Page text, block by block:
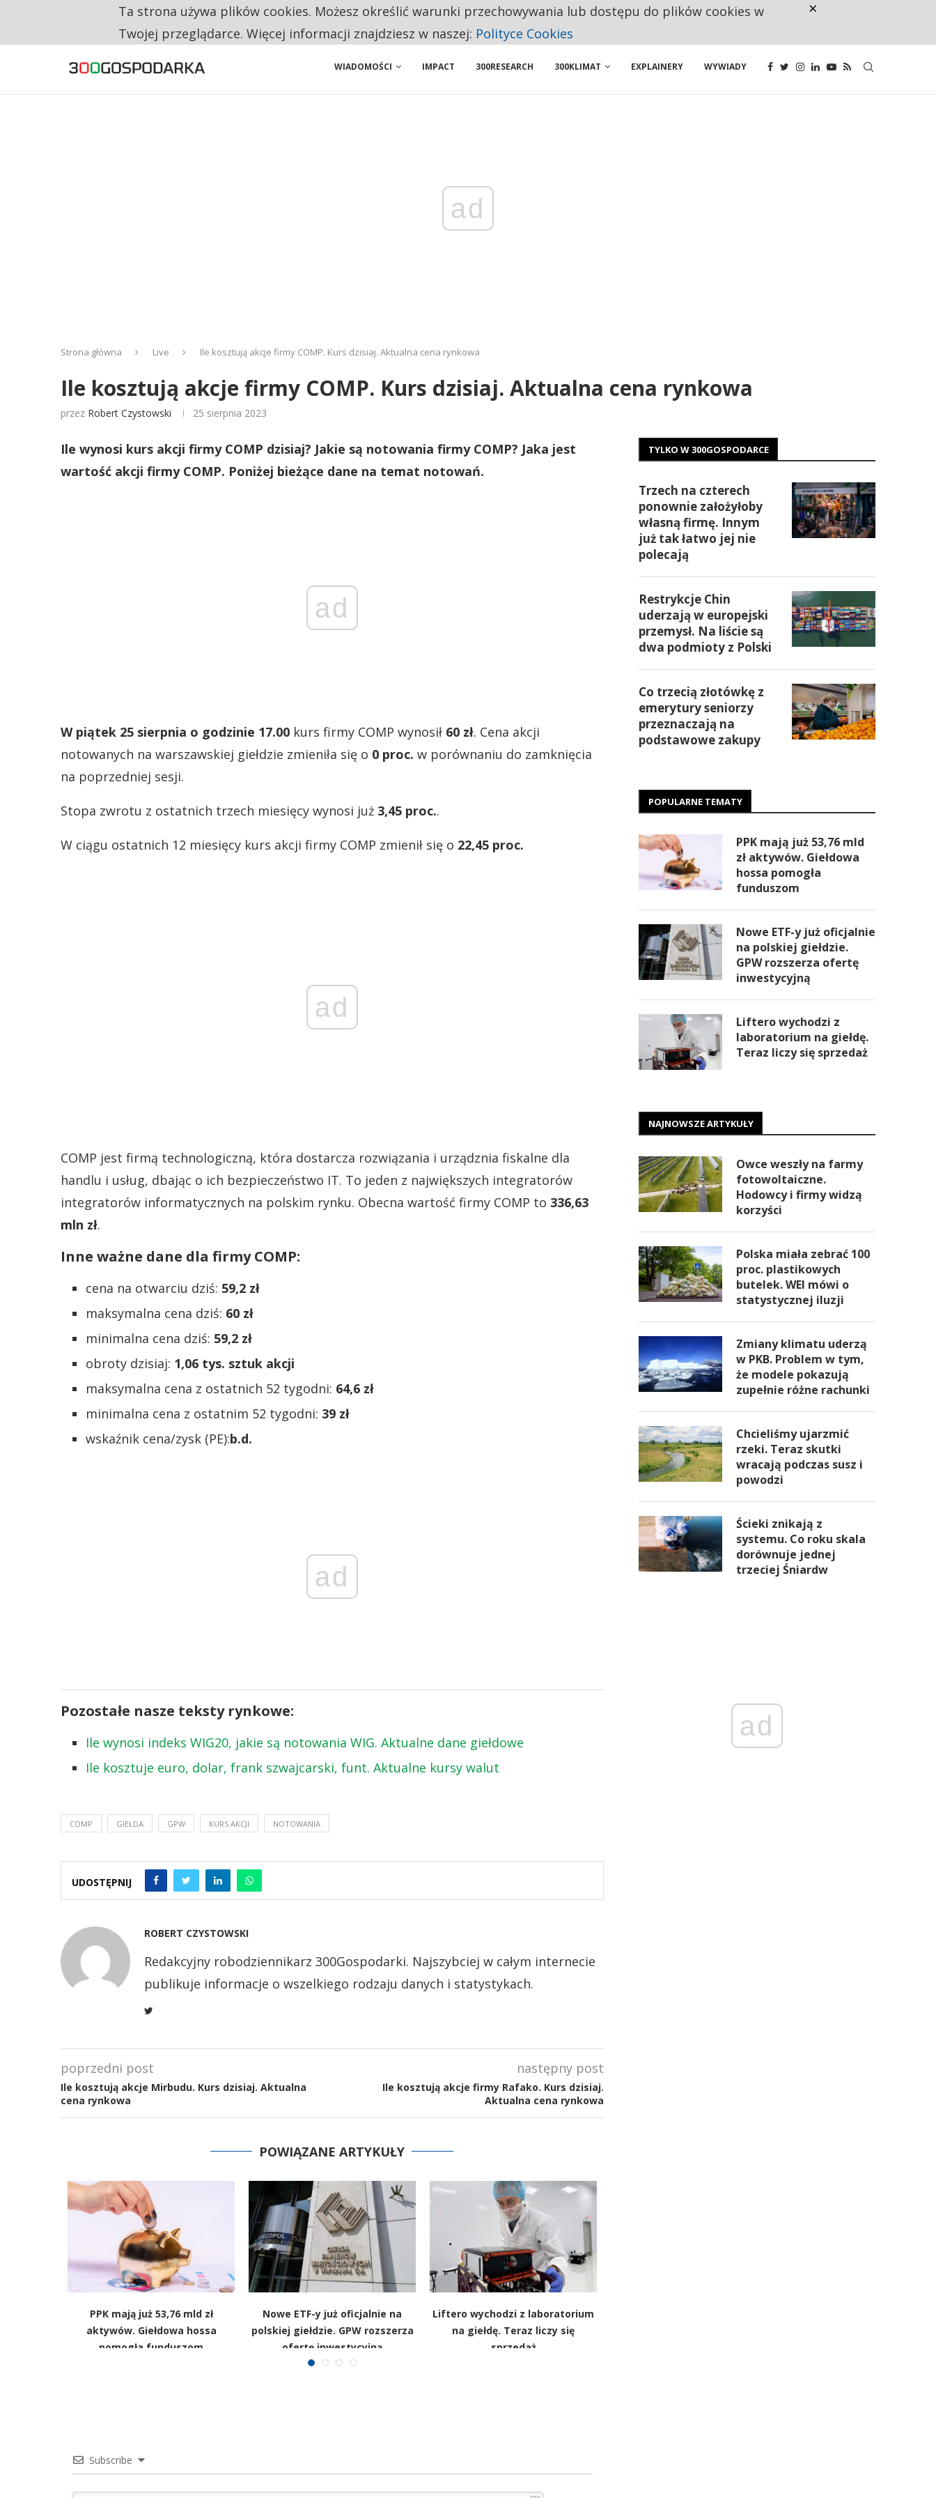
CO TRZECIĄ ZŁOTÓWKĘ Z EMERYTURY SENIORZY PRZEZNACZAJĄ NA PODSTAWOWE ZAKUPY
WIADOMOŚCI IMPACT 300RESEARCH 300KLIMAT EXPLAINERY WYWIADY
ad
Strona główna Live Ile kosztują akcje firmy COMP. Kurs dzisiaj. Aktualna cena rynkowa
Ile kosztują akcje firmy COMP. Kurs dzisiaj. Aktualna cena rynkowa
przez Robert Czystowski 25 sierpnia 2023
Ile wynosi kurs akcji firmy COMP dzisiaj? Jakie są notowania firmy COMP? Jaka jest
wartość akcji firmy COMP. Poniżej bieżące dane na temat notowań.
ad
W piątek 25 sierpnia o godzinie 17.00 kurs firmy COMP wynosił 60 zł. Cena akcji
notowanych na warszawskiej giełdzie zmieniła się o 0 proc. w porównaniu do zamknięcia
na poprzedniej sesji.
Stopa zwrotu z ostatnich trzech miesięcy wynosi już 3,45 proc..
W ciągu ostatnich 12 miesięcy kurs akcji firmy COMP zmienił się o 22,45 proc.
ad
COMP jest firmą technologiczną, która dostarcza rozwiązania i urządznia fiskalne dla
handlu i usług, dbając o ich bezpieczeństwo IT. To jeden z największych integratorów
integratorów informatycznych na polskim rynku. Obecna wartość firmy COMP to 336,63
mln zł.
Inne ważne dane dla firmy COMP:
cena na otwarciu dziś: 59,2 zł
maksymalna cena dziś: 60 zł
minimalna cena dziś: 59,2 zł
obroty dzisiaj: 1,06 tys. sztuk akcji
maksymalna cena z ostatnich 52 tygodni: 64,6 zł
minimalna cena z ostatnim 52 tygodni: 39 zł
wskaźnik cena/zysk (PE):b.d.
ad
Pozostałe nasze teksty rynkowe:
Ile wynosi indeks WIG20, jakie są notowania WIG. Aktualne dane giełdowe
Ile kosztuje euro, dolar, frank szwajcarski, funt. Aktualne kursy walut
COMP GIEŁDA GPW KURS AKCJI NOTOWANIA
UDOSTĘPNIJ
ROBERT CZYSTOWSKI
Redakcyjny robodziennikarz 300Gospodarki. Najszybciej w całym internecie
publikuje informacje o wszelkiego rodzaju danych i statystykach.
poprzedni post
Ile kosztują akcje Mirbudu. Kurs dzisiaj. Aktualna
cena rynkowa
następny post
Ile kosztują akcje firmy Rafako. Kurs dzisiaj.
Aktualna cena rynkowa
POWIĄZANE ARTYKUŁY
PPK mają już 53,76 mld zł
aktywów. Giełdowa hossa
pomogła funduszom
Nowe ETF-y już oficjalnie na
polskiej giełdzie. GPW rozszerza
ofertę inwestycyjną
Liftero wychodzi z laboratorium
na giełdę. Teraz liczy się
sprzedaż
Subscribe
TYLKO W 300GOSPODARCE
Trzech na czterech
ponownie założyłoby
własną firmę. Innym
już tak łatwo jej nie
polecają
Restrykcje Chin
uderzają w europejski
przemysł. Na liście są
dwa podmioty z Polski
Co trzecią złotówkę z
emerytury seniorzy
przeznaczają na
podstawowe zakupy
POPULARNE TEMATY
PPK mają już 53,76 mld
zł aktywów. Giełdowa
hossa pomogła
funduszom
Nowe ETF-y już oficjalnie
na polskiej giełdzie.
GPW rozszerza ofertę
inwestycyjną
Liftero wychodzi z
laboratorium na giełdę.
Teraz liczy się sprzedaż
NAJNOWSZE ARTYKUŁY
Owce weszły na farmy
fotowoltaiczne.
Hodowcy i firmy widzą
korzyści
Polska miała zebrać 100
proc. plastikowych
butelek. WEI mówi o
statystycznej iluzji
Zmiany klimatu uderzą
w PKB. Problem w tym,
że modele pokazują
zupełnie różne rachunki
Chcieliśmy ujarzmić
rzeki. Teraz skutki
wracają podczas susz i
powodzi
Ścieki znikają z
systemu. Co roku skala
dorównuje jednej
trzeciej Śniardw
ad
Ta strona używa plików cookies. Możesz określić warunki przechowywania lub dostępu do plików cookies w
Twojej przeglądarce. Więcej informacji znajdziesz w naszej: Polityce Cookies
×